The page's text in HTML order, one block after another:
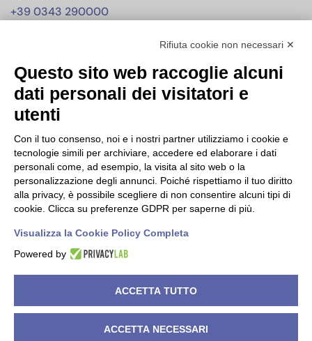
+39 0343 290000
Dati societari
C.F./P.IVA 00619150147
Forma giuridica e qualificazione ai sensi del codice del Terzo
settore Cooperativa Sociale di tipo A.
N° Iscrizione Albo Delle Cooperative A119858
Iscrizione RUNTS 4050 del 21/03/2022
Cooperativa Sociale NISIDA. All rights reserved.
Privacy Policy Cookie Policy
Rifiuta cookie non necessari ✕
Questo sito web raccoglie alcuni
dati personali dei visitatori e
utenti
Con il tuo consenso, noi e i nostri partner utilizziamo i cookie e
tecnologie simili per archiviare, accedere ed elaborare i dati
personali come, ad esempio, la visita al sito web o la
personalizzazione degli annunci. Poiché rispettiamo il tuo diritto
alla privacy, è possibile scegliere di non consentire alcuni tipi di
cookie. Clicca su preferenze GDPR per saperne di più.
Visualizza la Cookie Policy Completa
Powered by
ACCETTA TUTTO
ACCETTA NECESSARI